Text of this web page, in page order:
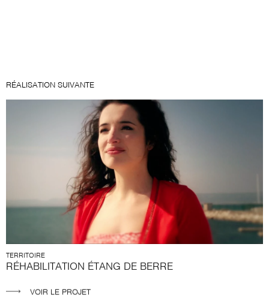
RÉALISATION SUIVANTE
TERRITOIRE
RÉHABILITATION ÉTANG DE BERRE
VOIR LE PROJET